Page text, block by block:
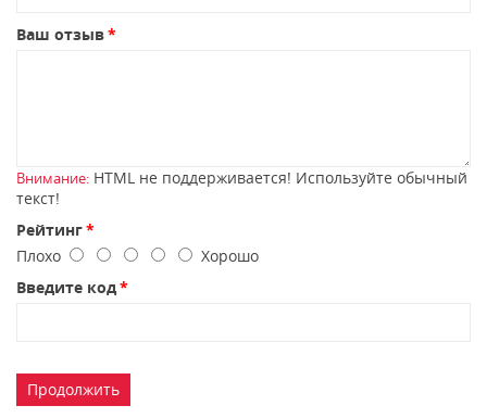
Ваш отзыв
Внимание: HTML не поддерживается! Используйте обычный
текст!
Рейтинг
Плохо
Хорошо
Введите код
Продолжить